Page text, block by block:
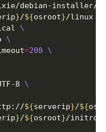
}/${osroot}/linux
=200
8
${serverip}/${
}/${osroot}